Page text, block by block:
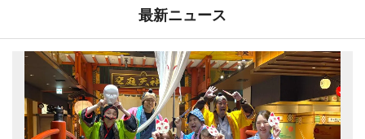
最新ニュース